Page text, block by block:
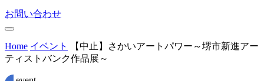
お問い合わせ
Home イベント
【中止】さかいアートパワー～堺市新進アー
ティストバンク作品展～